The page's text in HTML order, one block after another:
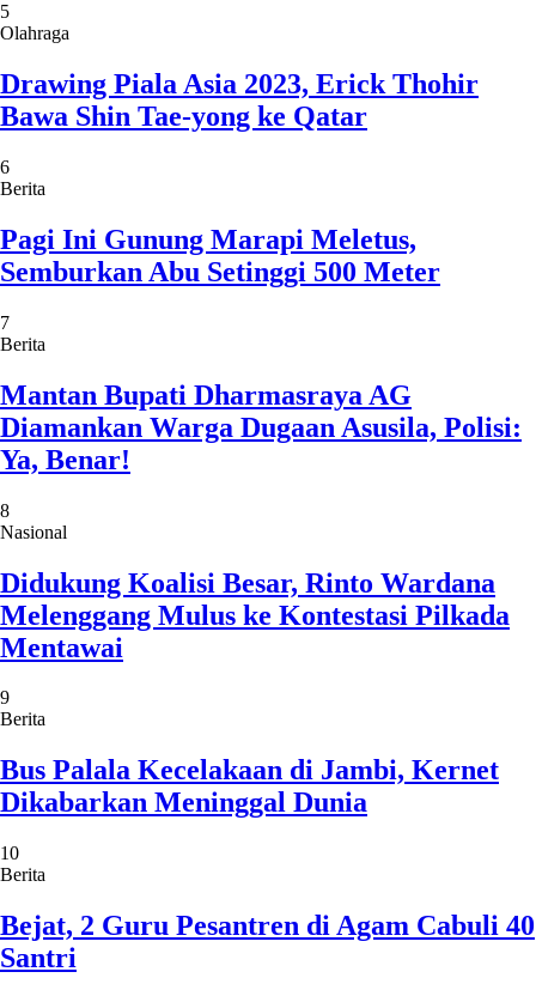
5
Olahraga
Drawing Piala Asia 2023, Erick Thohir
Bawa Shin Tae-yong ke Qatar
6
Berita
Pagi Ini Gunung Marapi Meletus,
Semburkan Abu Setinggi 500 Meter
7
Berita
Mantan Bupati Dharmasraya AG
Diamankan Warga Dugaan Asusila, Polisi:
Ya, Benar!
8
Nasional
Didukung Koalisi Besar, Rinto Wardana
Melenggang Mulus ke Kontestasi Pilkada
Mentawai
9
Berita
Bus Palala Kecelakaan di Jambi, Kernet
Dikabarkan Meninggal Dunia
10
Berita
Bejat, 2 Guru Pesantren di Agam Cabuli 40
Santri